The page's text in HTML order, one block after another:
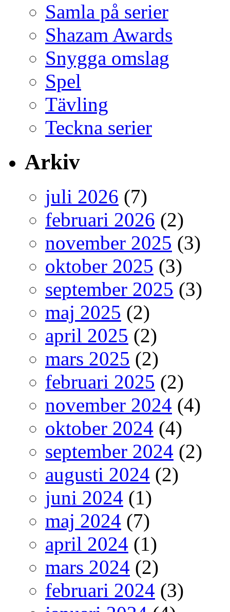
Samla på serier
Shazam Awards
Snygga omslag
Spel
Tävling
Teckna serier
Arkiv
juli 2026 (7)
februari 2026 (2)
november 2025 (3)
oktober 2025 (3)
september 2025 (3)
maj 2025 (2)
april 2025 (2)
mars 2025 (2)
februari 2025 (2)
november 2024 (4)
oktober 2024 (4)
september 2024 (2)
augusti 2024 (2)
juni 2024 (1)
maj 2024 (7)
april 2024 (1)
mars 2024 (2)
februari 2024 (3)